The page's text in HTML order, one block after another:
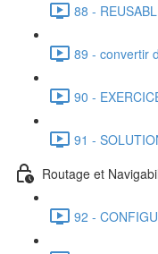
88 -
89 - convertir
90 -
91 -
Routage et
92 -